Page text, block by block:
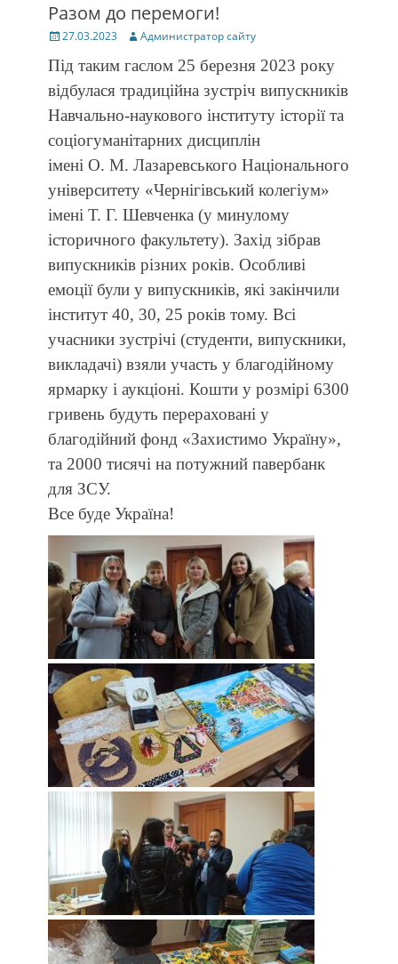
Разом до перемоги!
Posted
27.03.2023 Author
Администратор сайту
Під таким гаслом 25 березня 2023 року
відбулася традиційна зустріч випускників
Навчально-наукового інституту історії та
соціогуманітарних дисциплін
імені О. М. Лазаревського Національного
університету «Чернігівський колегіум»
імені Т. Г. Шевченка (у минулому
історичного факультету). Захід зібрав
випускників різних років. Особливі
емоції були у випускників, які закінчили
інститут 40, 30, 25 років тому. Всі
учасники зустрічі (студенти, випускники,
викладачі) взяли участь у благодійному
ярмарку і аукціоні. Кошти у розмірі 6300
гривень будуть перераховані у
благодійний фонд «Захистимо Україну»,
та 2000 тисячі на потужний павербанк
для ЗСУ.
Все буде Україна!